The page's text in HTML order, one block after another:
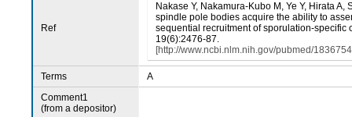
Ref
Nakase Y, Nakamura-Kubo M, Ye Y, Hirata
spindle pole bodies acquire the ability to
sequential recruitment of sporulation-specific
19(6):2476-87.
[http://www.ncbi.nlm.nih.gov/pubmed/
Terms
A
Comment1
(from a depositor)